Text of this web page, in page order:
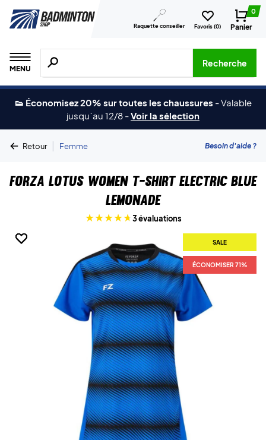
Raquette conseiller Favoris (0)
0
Panier
MENU
Recherche de produits, de marques, etc.
Recherche
👟 Économisez 20% sur toutes les chaussures -Valable
jusqu´au 12/8 -Voir la sélection
Retour | Femme Besoin d'aide ?
Forza Lotus Women T-shirt Electric Blue
Lemonade
3 évaluations
SALE
ÉCONOMISER 71%
SALE
ÉCONOMISER 71%
SALE
ÉCONOMISER 71%